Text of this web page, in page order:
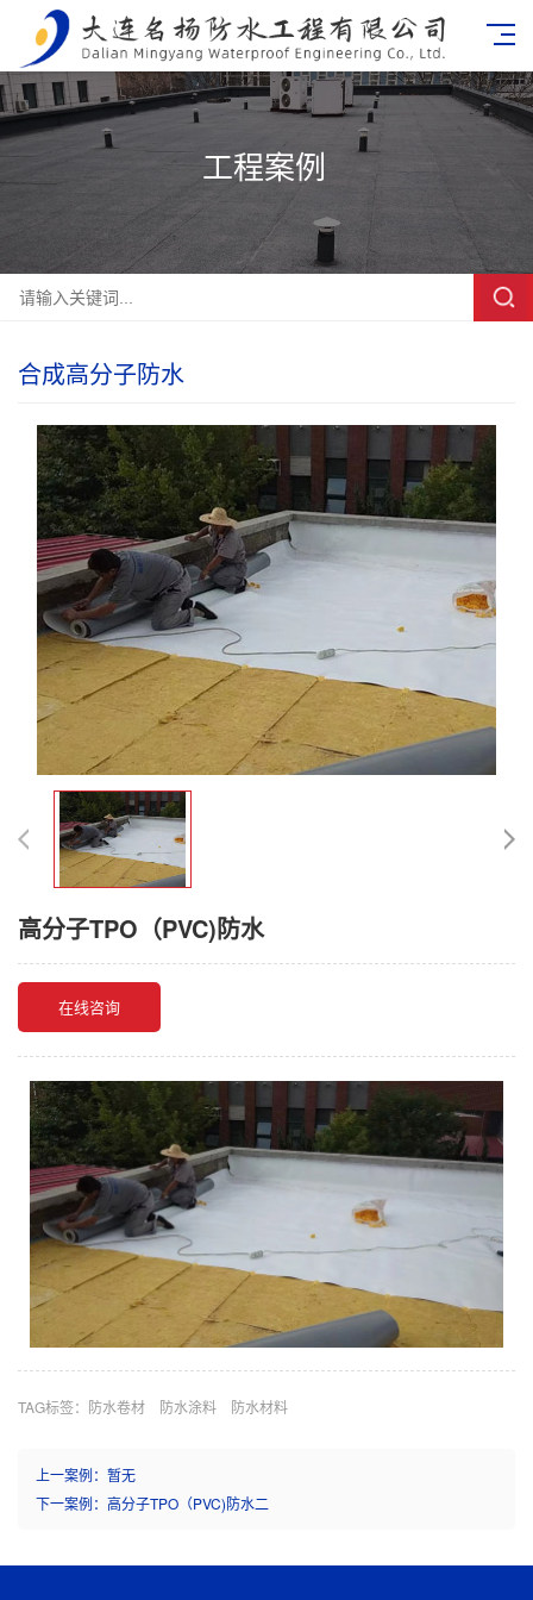
工程案例
合成高分子防水
高分子TPO（PVC)防水
在线咨询
TAG标签： 防水卷材 防水涂料 防水材料
上一案例： 暂无
下一案例： 高分子TPO（PVC)防水二